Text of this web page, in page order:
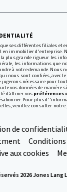
ses différentes filiales et
en immobilier d'entreprise.
la plus grande rigueur les
les informations que
à votre demande. Nous
nous sont confiées, avec
nécessaire pour
vos données de manière
d’affiner vos préférences
Pour plus
veuillez consulter notre
de
aux cookies
2026 Jones Lang